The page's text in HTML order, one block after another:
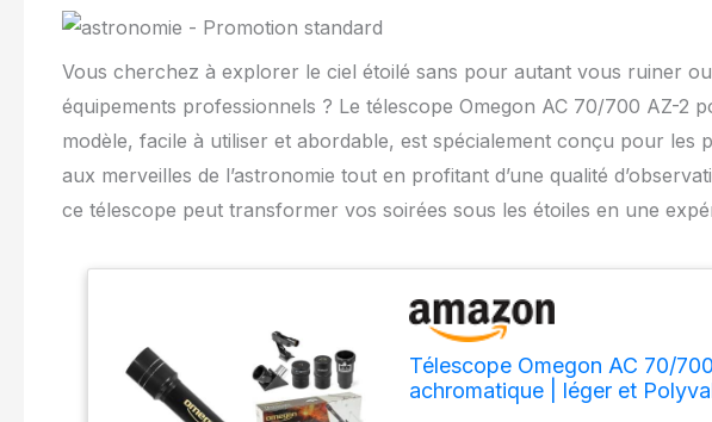
Vous cherchez à explorer le ciel étoilé sans pour autant vous ruiner
équipements professionnels ? Le télescope Omegon AC 70/700 AZ-2
modèle, facile à utiliser et abordable, est spécialement conçu pour les
aux merveilles de l’astronomie tout en profitant d’une qualité
ce télescope peut transformer vos soirées sous les étoiles en une
Télescope Omegon AC 70/
achromatique | léger et